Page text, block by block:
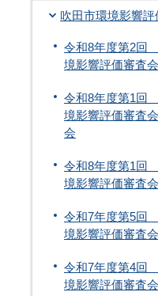
吹田市環境影響評
令和8年度第2回
境影響評価審査会
令和8年度第1回
境影響評価審査
会
令和8年度第1回
境影響評価審査会
令和7年度第5回
境影響評価審査会
令和7年度第4回
境影響評価審査会